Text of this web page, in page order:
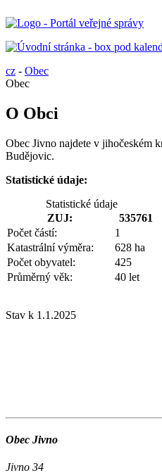
cz - Obec
Obec
O Obci
Obec Jivno najdete v jihočeském
Budějovic.
Statistické údaje:
Statistické údaje
ZUJ:
535761
Počet částí:
1
Katastrální výměra:
628 ha
Počet obyvatel:
425
Průměrný věk:
40 let
Stav k 1.1.2025
Obec Jivno
Jivno 34